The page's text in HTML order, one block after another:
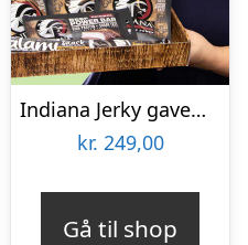
Indiana Jerky gaveæske
kr. 249,00
Gå til shop